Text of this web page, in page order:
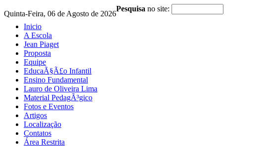
Quinta-Feira, 06 de Agosto de 2026
Pesquisa no site:
Inicio
A Escola
Jean Piaget
Proposta
Equipe
EducaÃ§Ã£o Infantil
Ensino Fundamental
Lauro de Oliveira Lima
Material PedagÃ³gico
Fotos e Eventos
Artigos
Localização
Contatos
Área Restrita